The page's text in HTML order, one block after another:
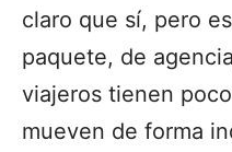
claro que sí, pero
paquete, de
viajeros tienen
mueven de forma